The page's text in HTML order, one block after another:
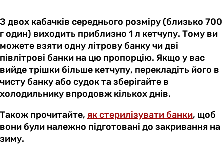
З двох кабачків середнього розміру (близько 700
г один) виходить приблизно 1 л кетчупу. Тому ви
можете взяти одну літрову банку чи дві
півлітрові банки на цю пропорцію. Якщо у вас
вийде трішки більше кетчупу, перекладіть його в
чисту банку або судок та зберігайте в
холодильнику впродовж кількох днів.
Також прочитайте, як стерилізувати банки, щоб
вони були належно підготовані до закривання на
зиму.